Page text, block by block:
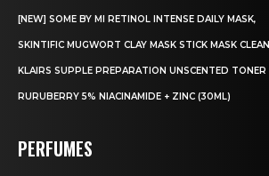
[NEW] SOME BY MI RETINOL INTENSE DAILY MASK,
SKINTIFIC MUGWORT CLAY MASK STICK MASK
KLAIRS SUPPLE PREPARATION UNSCENTED
RURUBERRY 5% NIACINAMIDE + ZINC (30ML)
PERFUMES